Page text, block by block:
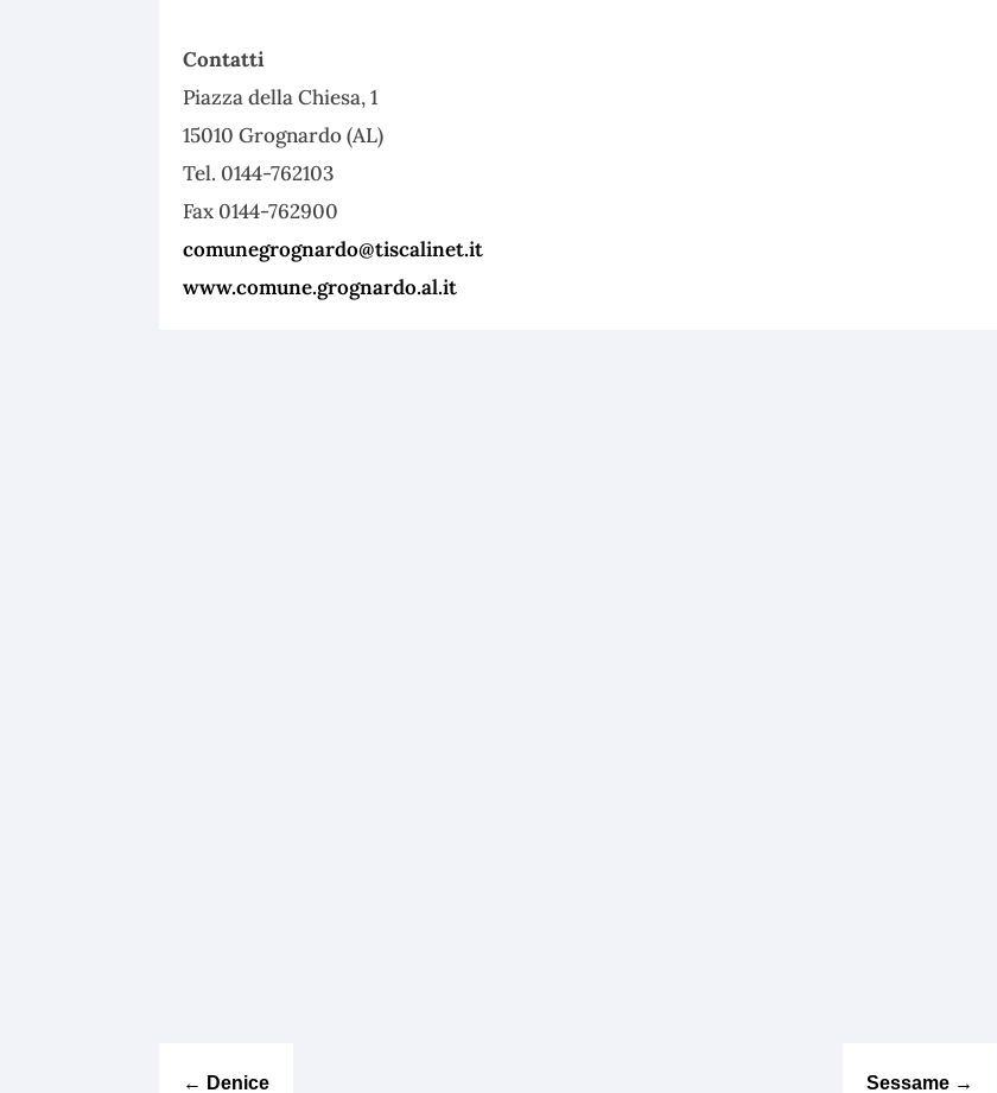
Contatti
Piazza della Chiesa, 1
15010 Grognardo (AL)
Tel. 0144-762103
Fax 0144-762900
comunegrognardo@tiscalinet.it
www.comune.grognardo.al.it
← Denice Sessame →